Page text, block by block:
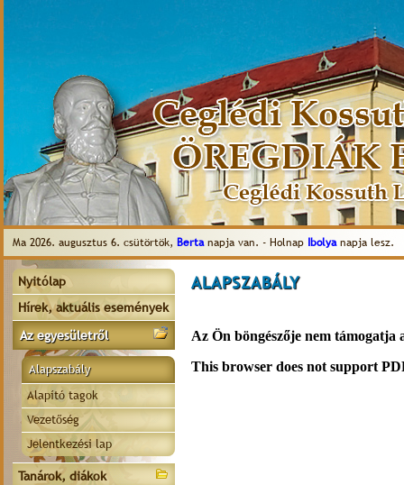
Ma 2026. augusztus 6. csütörtök, Bertanapja van. - Holnap Ibolyanapja lesz.
Nyitólap
Hírek, aktuális események
Az egyesületről
Alapszabály
Alapító tagok
Vezetőség
Jelentkezési lap
Tanárok, diákok
ALAPSZABÁLY